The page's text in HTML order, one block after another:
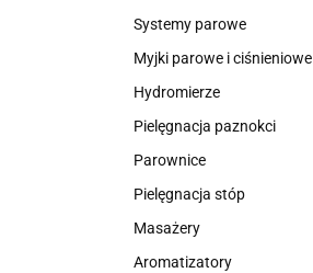
Systemy parowe
Myjki parowe i ciśnieniowe
Hydromierze
Pielęgnacja paznokci
Parownice
Pielęgnacja stóp
Masażery
Aromatizatory